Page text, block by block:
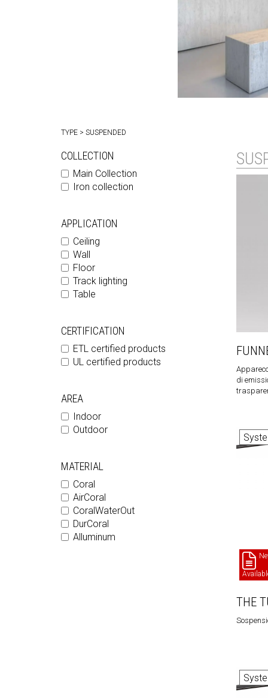
TYPE > SUSPENDED
COLLECTION
Main Collection
Iron collection
APPLICATION
Ceiling
Wall
Floor
Track lighting
Table
CERTIFICATION
ETL certified products
UL certified products
AREA
Indoor
Outdoor
MATERIAL
Coral
AirCoral
CoralWaterOut
DurCoral
Alluminum
di
THE